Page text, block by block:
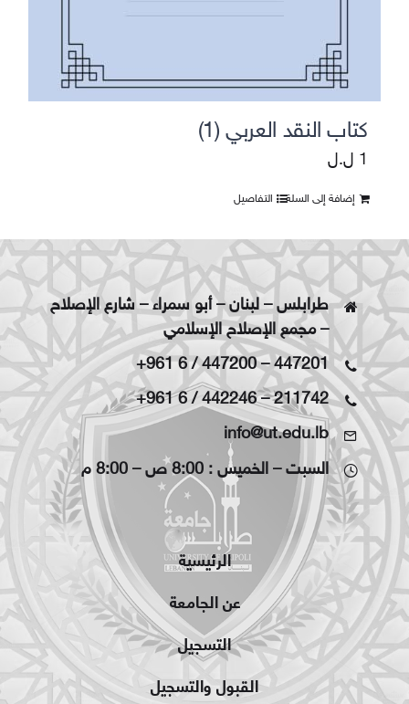
كتاب النقد العربي (1)
1 ل.ل
إضافة إلى السلة التفاصيل
طرابلس – لبنان – أبو سمراء – شارع الإصلاح
– مجمع الإصلاح الإسلامي
+961 6 / 447200–447201
+961 6 / 442246–211742
info@ut.edu.lb
السبت – الخميس : 8:00 ص – 8:00 م
الرئيسية
عن الجامعة
التسجيل
القبول والتسجيل